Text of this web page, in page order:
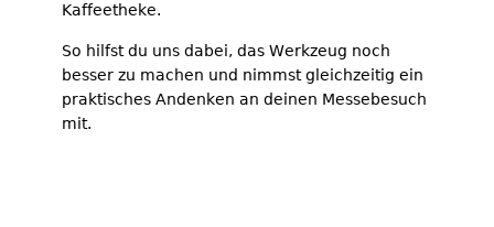
Kaffeetheke.
So hilfst du uns dabei, das Werkzeug noch
besser zu machen und nimmst gleichzeitig ein
praktisches Andenken an deinen Messebesuch
mit.